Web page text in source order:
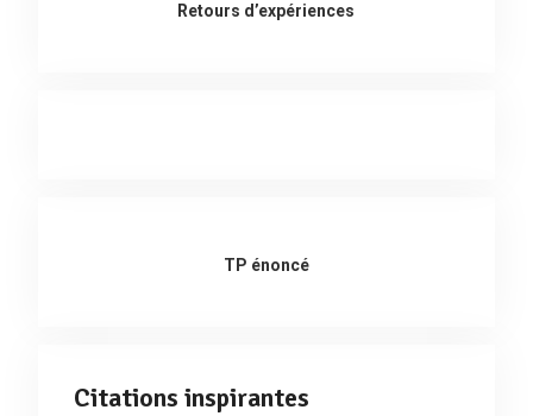
Retours d’expériences
TP énoncé
Citations inspirantes